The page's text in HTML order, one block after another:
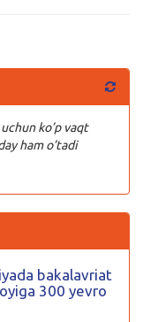
ko’p vaqt
ham o’tadi
bakalavriat
300 yevro